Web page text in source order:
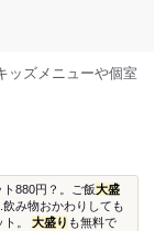
ッズメニューや個室
880円？。ご飯大盛
み物おかわりしても
。 大盛り も無料で